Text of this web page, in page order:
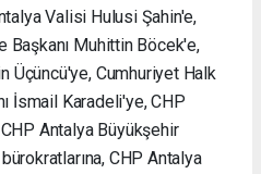
Valisi Hulusi Şahin'e,
Başkanı Muhittin Böcek'e,
Üçüncü'ye, Cumhuriyet Halk
İsmail Karadeli'ye, CHP
Antalya Büyükşehir
CHP Antalya